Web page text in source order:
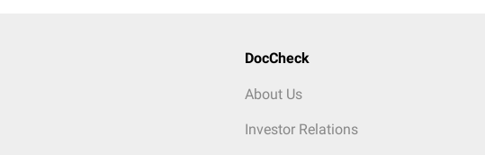
DocCheck
About Us
Investor Relations